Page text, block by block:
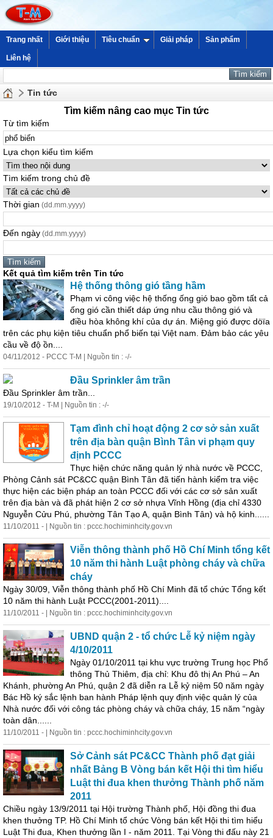
Trang nhất Giới thiệu Tiêu chuẩn Giải pháp Sản phẩm
Liên hệ
Tin tức
Tìm kiếm nâng cao mục Tin tức
Từ tìm kiếm
Lựa chọn kiểu tìm kiếm
Tìm kiếm trong chủ đề
Thời gian (dd.mm.yyyy)
Đến ngày (dd.mm.yyyy)
Kết quả tìm kiếm trên Tin tức
Hệ thống thông gió tầng hầm
Phạm vi công việc hệ thống ống gió bao gồm tất cả
ống gió cần thiết dáp ứng nhu cầu thông gió và
điều hòa không khí của dự án. Miệng gió được döïa
trên các phụ kiện tiêu chuẩn phổ biến tại Việt nam. Đảm bảo các yêu
cầu về độ ồn....
04/11/2012 - PCCC T-M | Nguồn tin : -/-
Đầu Sprinkler âm trần
Đầu Sprinkler âm trần...
19/10/2012 - T-M | Nguồn tin : -/-
Tạm đình chỉ hoạt động 2 cơ sở sản xuất
trên địa bàn quận Bình Tân vi phạm quy
định PCCC
Thực hiện chức năng quản lý nhà nước về PCCC,
Phòng Cảnh sát PC&CC quận Bình Tân đã tiến hành kiểm tra việc
thực hiện các biện pháp an toàn PCCC đối với các cơ sở sản xuất
trên địa bàn và đã phát hiện 2 cơ sở nhựa Vĩnh Hồng (địa chỉ 4330
Nguyễn Cửu Phú, phường Tân Tạo A, quận Bình Tân) và hộ kinh......
11/10/2011 - | Nguồn tin : pccc.hochiminhcity.gov.vn
Viễn thông thành phố Hồ Chí Minh tổng kết
10 năm thi hành Luật phòng cháy và chữa
cháy
Ngày 30/09, Viễn thông thành phố Hồ Chí Minh đã tổ chức Tổng kết
10 năm thi hành Luật PCCC(2001-2011)....
11/10/2011 - | Nguồn tin : pccc.hochiminhcity.gov.vn
UBND quận 2 - tổ chức Lễ kỷ niệm ngày
4/10/2011
Ngày 01/10/2011 tại khu vực trường Trung học Phổ
thông Thủ Thiêm, địa chỉ: Khu đô thị An Phú – An
Khánh, phường An Phú, quận 2 đã diễn ra Lễ kỷ niệm 50 năm ngày
Bác Hồ ký sắc lệnh ban hành Pháp lệnh quy định việc quản lý của
Nhà nước đối với công tác phòng cháy và chữa cháy, 15 năm “ngày
toàn dân......
11/10/2011 - | Nguồn tin : pccc.hochiminhcity.gov.vn
Sở Cảnh sát PC&CC Thành phố đạt giải
nhất Bảng B Vòng bán kết Hội thi tìm hiểu
Luật thi đua khen thưởng Thành phố năm
2011
Chiều ngày 13/9/2011 tại Hội trường Thành phố, Hội đồng thi đua
khen thưởng TP. Hồ Chí Minh tổ chức Vòng bán kết Hội thi tìm hiểu
Luật Thi đua, Khen thưởng lần I - năm 2011. Tại Vòng thi đấu này 21